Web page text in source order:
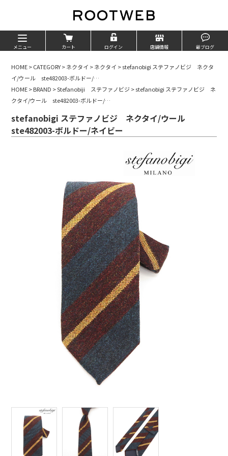
メニュー カート ログイン 店舗情報 爺ブログ
HOME>CATEGORY>ネクタイ >ネクタイ >stefanobigi ステファノビジ ネクタ
イ/ウール ste482003-ボルドー/…
HOME>BRAND >Stefanobiji ステファノビジ>stefanobigi ステファノビジ ネ
クタイ/ウール ste482003-ボルドー/…
stefanobigi ステファノビジ ネクタイ/ウール
ste482003-ボルドー/ネイビー